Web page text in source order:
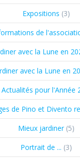
Expositions (3)
de
avec la Lune en
avec la Lune en
Actualités pour l'Année
de Pino et Divento
Mieux jardiner(5)
Portrait de ... (3)